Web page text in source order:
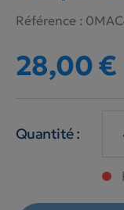
Référence :
28,00 €
Quantité :